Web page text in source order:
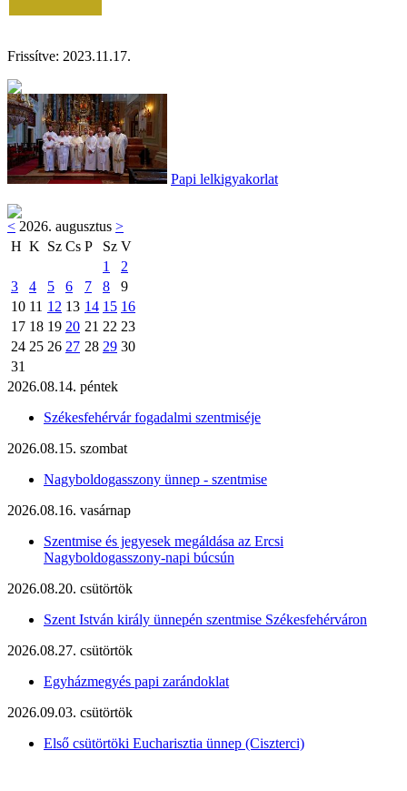
Frissítve: 2023.11.17.
Papi lelkigyakorlat
< 2026. augusztus >
H K Sz Cs P Sz V
1
2
3
4 5 6 7 8
9
10 11 12 13 14 15 16
17 18 19 20 21 22 23
24 25 26 27 28 29 30
31
2026.08.14. péntek
Székesfehérvár fogadalmi szentmiséje
2026.08.15. szombat
Nagyboldogasszony ünnep - szentmise
2026.08.16. vasárnap
Szentmise és jegyesek megáldása az Ercsi
Nagyboldogasszony-napi búcsún
2026.08.20. csütörtök
Szent István király ünnepén szentmise Székesfehérváron
2026.08.27. csütörtök
Egyházmegyés papi zarándoklat
2026.09.03. csütörtök
Első csütörtöki Eucharisztia ünnep (Ciszterci)